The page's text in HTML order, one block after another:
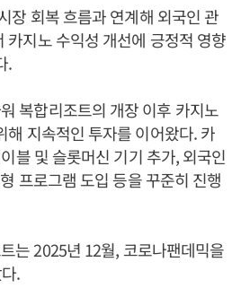
장 회복 흐름과 연계해 외국인 관
카지노 수익성 개선에 긍정적 영향
.
복합리조트의 개장 이후 카지노
해 지속적인 투자를 이어왔다. 카
블 및 슬롯머신 기기 추가, 외국인
프로그램 도입 등을 꾸준히 진행
는 2025년 12월, 코로나팬데믹을
.